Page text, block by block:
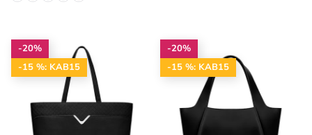
-20%
-15 %: KAB15
-20%
-15 %: KAB15